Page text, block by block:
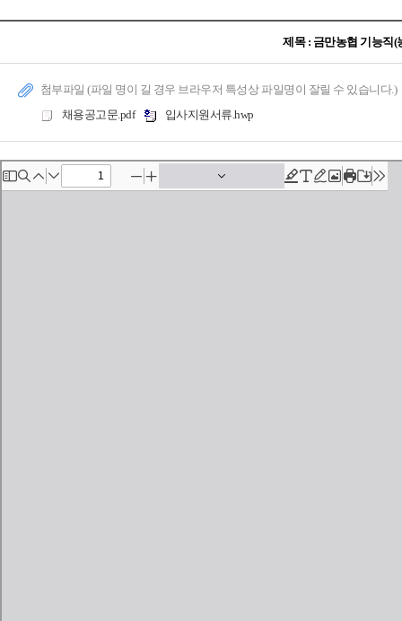
제목 : 금만농협 기능직
첨부파일 (파일 명이 길 경우 브라우저 특성상 파일명이 잘릴 수 있습니다.)
채용공고문.pdf
입사지원서류.hwp